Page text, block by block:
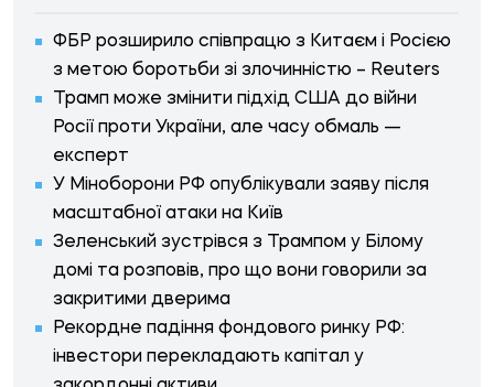
ФБР розширило співпрацю з Китаєм і Росією
з метою боротьби зі злочинністю – Reuters
Трамп може змінити підхід США до війни
Росії проти України, але часу обмаль —
експерт
У Міноборони РФ опублікували заяву після
масштабної атаки на Київ
Зеленський зустрівся з Трампом у Білому
домі та розповів, про що вони говорили за
закритими дверима
Рекордне падіння фондового ринку РФ:
інвестори перекладають капітал у